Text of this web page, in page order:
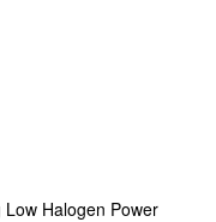
Halogen Power